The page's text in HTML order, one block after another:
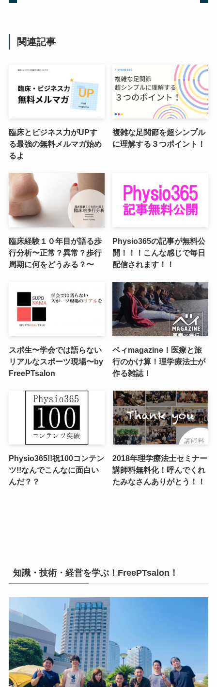
関連記事
臨床とビジネス力がUPす
る最強の無料メルマガ始め
るよ
複雑な足関節を超シンプル
に理解する３つポイント！
臨床経験１０年目が語る歩
行分析〜正常？異常？歩行
周期に何をどうみる？〜
Physio365の記事が無料公
開！！！こんな感じで毎日
配信されます！！
スポ生〜学会では語らない
リアルなスポーツ現場〜by
FreePTsalon
ベィmagazine！医療と旅
行のかけ算！理学療法士が
作る雑誌！
Physio365!!祝100コンテン
ツ!!なんでこんなに面白い
んだ？？
2018年理学療法士セミナー
講師料無料化！呼んでくれ
たみなさんありがとう！！
知識・技術・経営を学ぶ！FreePTsalon！